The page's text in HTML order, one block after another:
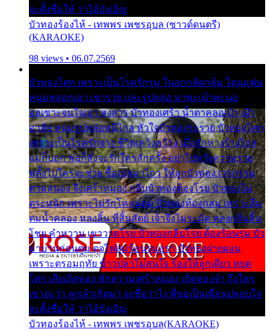
จะตั้งชื่อให้ ว่าไอ้บังเอิญ
บัวทองร้องไห้ - เทพพร เพชรอุบล (ซาวด์ดนตรี)
(KARAOKE)
98 views • 06.07.2569
บัวทองโศก เพราะเป็นโรครักรุม ในอกกลัดกลุ้ม โดนแฟน
หนุ่มหลอกเอา เขารวย และรูปหล่อ มาพะเน้าพะนอ
ออเซาะจนใจเบา สงสาร บัวทองเศร้า น้ำตาคลอเบ้า เฝ้า
อาลัย หนุ่มรูปหล่อหนีไกล หัวใจบัวทองระรวย บัวทองโศก
เพราะเป็นโรครักจาง ชีวิตเคว้งคว้าง เมื่อรักห่างร้างไกล
แม่ก็บอก พ่อก็สั่งจะรักใครสักครั้ง อย่าไปหวังความรวย
พลั้งไปใครจะช่วย ซื้อเปลมาไกว ให้ลูกบัวทอง เวรกรรม
ตามสนอง จึงเศร้าหมอง กลีบบัวทองต้องโรย บัวทองไม่
ตระหนัก เพราะไม่รักโคลนตม บัวทองท้องกลม เพราะลืม
ตมน้ำคลอง หลงลิ้น ที่สิ้นสัตย์ เจ้าจึงไม่ระมัด หลงกลิ่นลิ้น
โชย คำหวาน เขาวาดโรย บัวทองกลีบโรย ต้องร้อนรุม บัว
มาบานก่อนตูม ดุจไฟสุมร้อนรุมอุรา บัวทองผ่ายผอม
เพราะตรอมฤทัย ข้าวปลาไม่สนใจ ร้องไห้ลูกเดียว หยุด
โศก เสียเถิดทอง พักความเศร้าหมอง เถิดทองจ๋า ถึงใคร
เขาจะว่า ลูกเจ้าเกิดมา จะชื่อว่าไง พี่ขอเป็นเพื่อนปลอบใจ
จะตั้งชื่อให้ ว่าไอ้บังเอิญ
บัวทองร้องไห้ - เทพพร เพชรอุบล(KARAOKE)